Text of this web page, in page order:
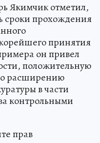
Якимчик отметил,
сроки прохождения
принятия
он привел
положительную
расширению
в части
контрольными
прав